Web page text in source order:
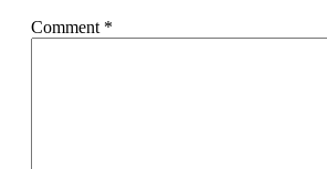
Comment *